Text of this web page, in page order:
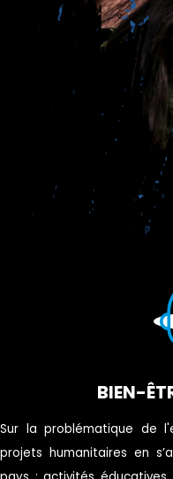
BIEN-
Sur la problématique de
projets humanitaires en